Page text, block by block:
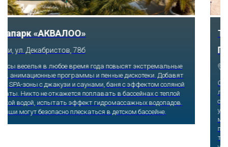
Тематический парк развлечений «Сочи
Парк»
Сочи, Олимпийский проспект, 21
Оказавшись здесь, словно попадаешь в сказку: встречаешь
любимых героев русского фольклора, получаешь возможность
сколько душе угодно кататься на аттракционах европейского
уровня. Гости участвуют в увлекательных квестах и творческих